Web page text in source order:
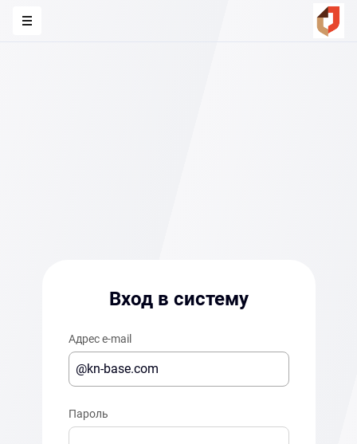
Вход в систему
Адрес e-mail
Пароль